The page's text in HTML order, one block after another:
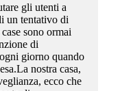
gli utenti a
un tentativo di
sono ormai
di
giorno quando
nostra casa,
ecco che